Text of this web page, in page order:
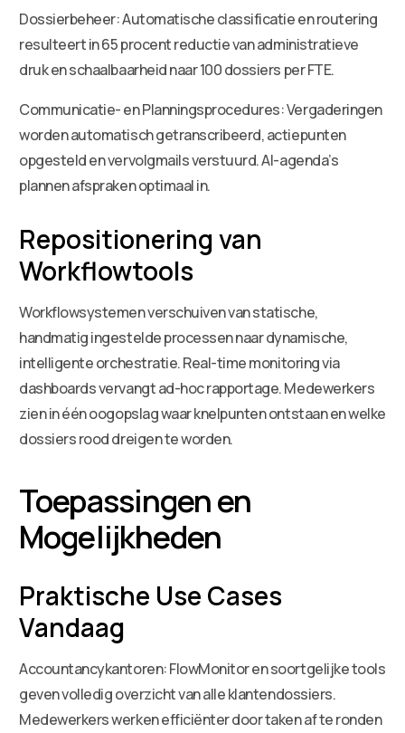
Dossierbeheer: Automatische classificatie en routering
resulteert in 65 procent reductie van administratieve
druk en schaalbaarheid naar 100 dossiers per FTE.
Communicatie- en Planningsprocedures: Vergaderingen
worden automatisch getranscribeerd, actiepunten
opgesteld en vervolgmails verstuurd. AI-agenda’s
plannen afspraken optimaal in.
Repositionering van
Workflowtools
Workflowsystemen verschuiven van statische,
handmatig ingestelde processen naar dynamische,
intelligente orchestratie. Real-time monitoring via
dashboards vervangt ad-hoc rapportage. Medewerkers
zien in één oogopslag waar knelpunten ontstaan en welke
dossiers rood dreigen te worden.
Toepassingen en
Mogelijkheden
Praktische Use Cases
Vandaag
Accountancykantoren: FlowMonitor en soortgelijke tools
geven volledig overzicht van alle klantendossiers.
Medewerkers werken efficiënter door taken af te ronden